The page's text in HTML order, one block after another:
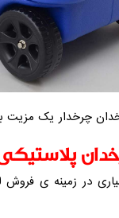
چرخدار یک
در زمینه ی فروش